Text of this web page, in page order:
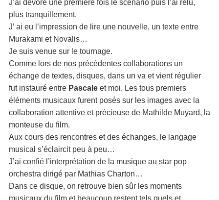
J’ai dévoré une première fois le scénario puis l’ai relu,
plus tranquillement.
J’ ai eu l’impression de lire une nouvelle, un texte entre
Murakami et Novalis…
Je suis venue sur le tournage.
Comme lors de nos précédentes collaborations un
échange de textes, disques, dans un va et vient régulier
fut instauré entre Pascaleet moi. Les tous premiers
éléments musicaux furent posés sur les images avec la
collaboration attentive et précieuse de Mathilde Muyard, la
monteuse du film.
Aux cours des rencontres et des échanges, le langage
musical s’éclaircit peu à peu…
J’ai confié l’interprétation de la musique au star pop
orchestra dirigé par Mathias Charton…
Dans ce disque, on retrouve bien sûr les moments
musicaux du film et beaucoup restent tels quels et